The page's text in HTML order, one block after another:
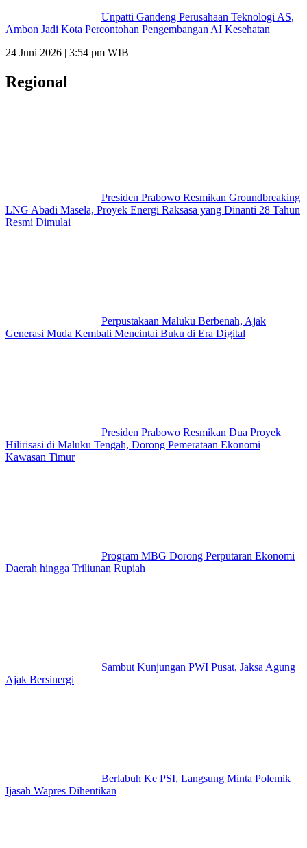
Unpatti Gandeng Perusahaan Teknologi AS,
Ambon Jadi Kota Percontohan Pengembangan AI Kesehatan
24 Juni 2026 | 3:54 pm WIB
Regional
Presiden Prabowo Resmikan Groundbreaking
LNG Abadi Masela, Proyek Energi Raksasa yang Dinanti 28 Tahun
Resmi Dimulai
Perpustakaan Maluku Berbenah, Ajak
Generasi Muda Kembali Mencintai Buku di Era Digital
Presiden Prabowo Resmikan Dua Proyek
Hilirisasi di Maluku Tengah, Dorong Pemerataan Ekonomi
Kawasan Timur
Program MBG Dorong Perputaran Ekonomi
Daerah hingga Triliunan Rupiah
Sambut Kunjungan PWI Pusat, Jaksa Agung
Ajak Bersinergi
Berlabuh Ke PSI, Langsung Minta Polemik
Ijasah Wapres Dihentikan